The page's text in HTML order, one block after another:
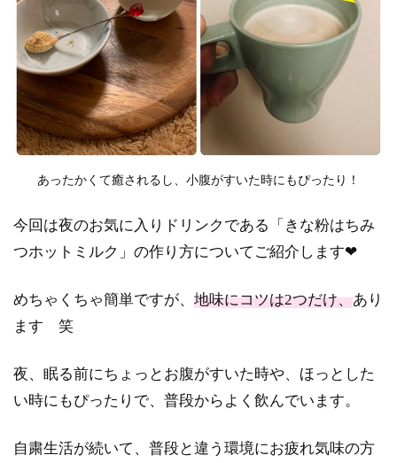
あったかくて癒されるし、小腹がすいた時にもぴったり！
今回は夜のお気に入りドリンクである「きな粉はちみ
つホットミルク」の作り方についてご紹介します❤
めちゃくちゃ簡単ですが、 地味にコツは2つだけ、あり
ます 笑
夜、眠る前にちょっとお腹がすいた時や、ほっとした
い時にもぴったりで、普段からよく飲んでいます。
自粛生活が続いて、普段と違う環境にお疲れ気味の方